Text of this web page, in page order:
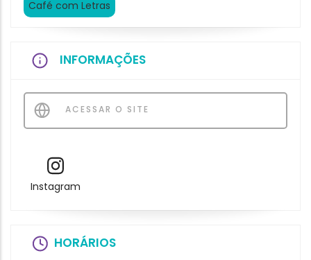
Café com Letras
INFORMAÇÕES
ACESSAR O SITE
Instagram
HORÁRIOS